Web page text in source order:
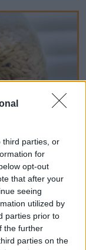
third parties, or
for
opt-out
that after your
seeing
utilized by
parties prior to
the further
parties on the
In The